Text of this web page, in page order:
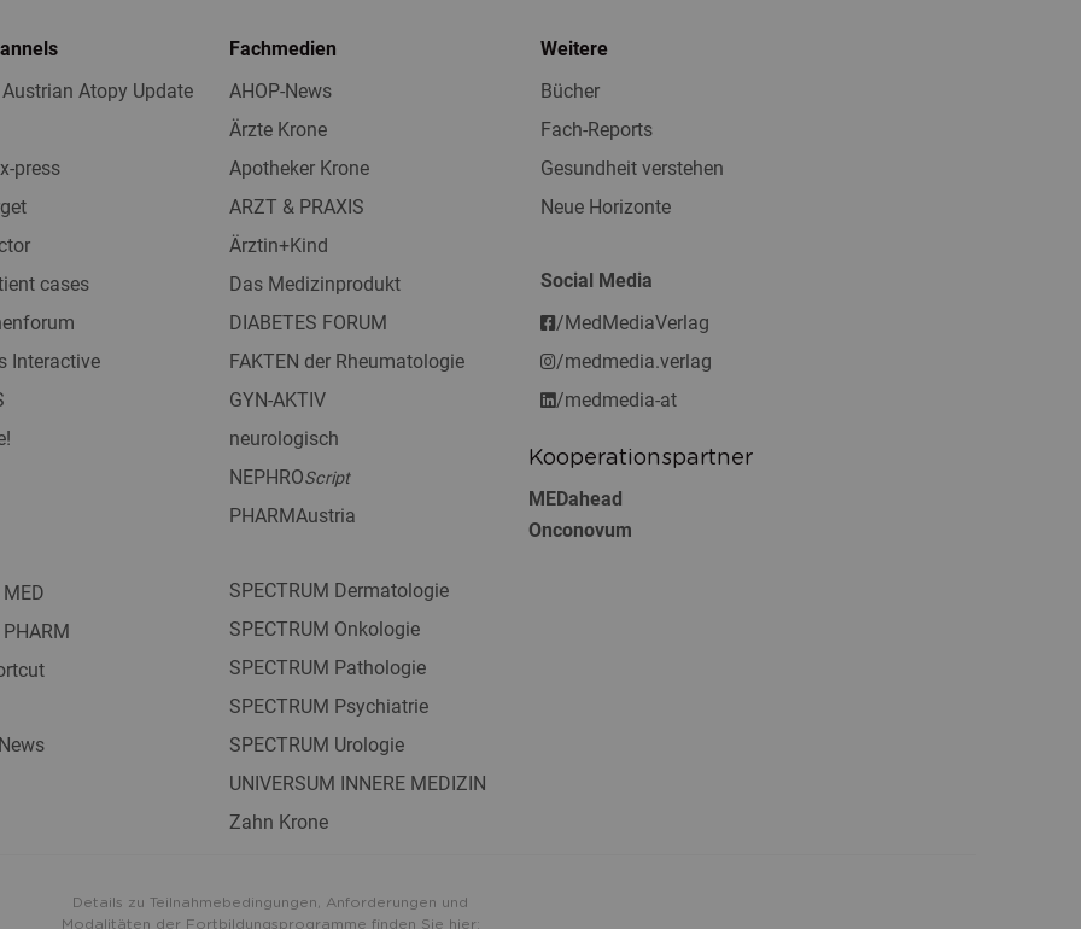
Atopy Update
press
cases
Interactive
MED
Fachmedien
AHOP-News
Ärzte Krone
Apotheker Krone
ARZT & PRAXIS
Ärztin+Kind
Das Medizinprodukt
DIABETES FORUM
FAKTEN der Rheumatologie
GYN-AKTIV
neurologisch
NEPHROScript
PHARMAustria
SPECTRUM Dermatologie
SPECTRUM Onkologie
SPECTRUM Pathologie
SPECTRUM Psychiatrie
SPECTRUM Urologie
UNIVERSUM INNERE MEDIZIN
Zahn Krone
Weitere
Bücher
Fach-Reports
Gesundheit verstehen
Neue Horizonte
Social Media
/MedMediaVerlag
/medmedia.verlag
/medmedia-at
Kooperationspartner
MEDahead
Onconovum
Details zu Teilnahmebedingungen, Anforderungen und
Modalitäten der Fortbildungsprogramme finden Sie hier: